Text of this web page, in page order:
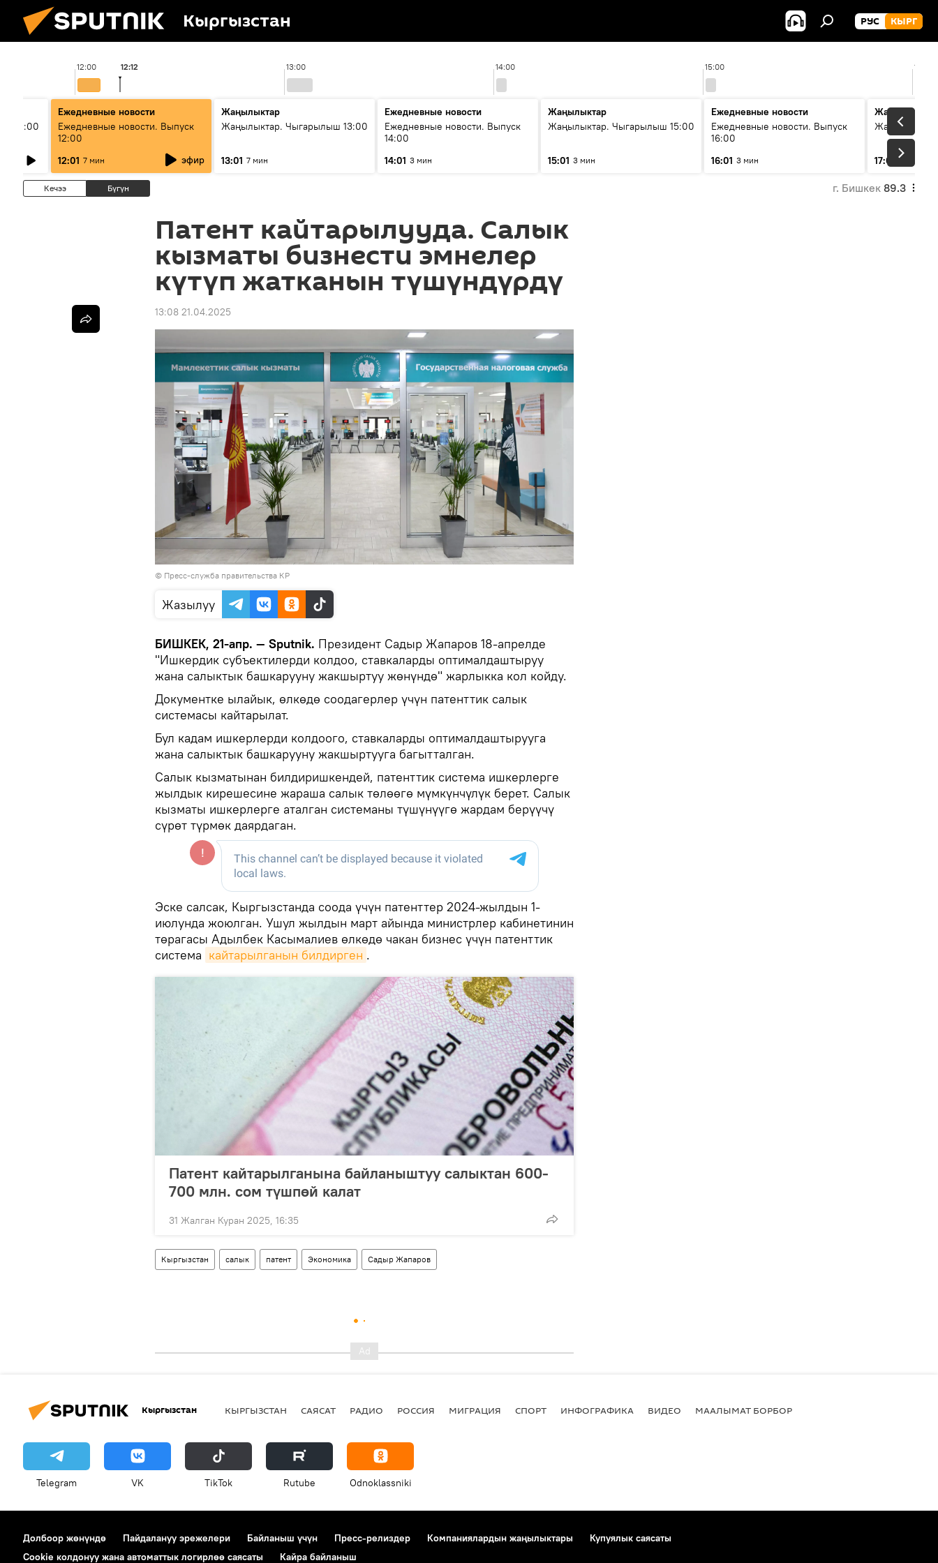
Кыргызстан РУС КЫРГ
12:00 13:00 14:00 15:00 16:00
12:12
11:00
Ежедневные новости
Ежедневные новости. Выпуск
12:00
12:01 7 мин эфир
Жаңылыктар
Жаңылыктар. Чыгарылыш 13:00
13:01 7 мин
Ежедневные новости
Ежедневные новости. Выпуск
14:00
14:01 3 мин
Жаңылыктар
Жаңылыктар. Чыгарылыш 15:00
15:01 3 мин
Ежедневные новости
Ежедневные новости. Выпуск
16:00
16:01 3 мин
Жаңылыктар
17:01 5 мин
Кечээ Бүгүн г. Бишкек 89.3
Патент кайтарылууда. Салык
кызматы бизнести эмнелер
күтүп жатканын түшүндүрдү
13:08 21.04.2025
© Пресс-служба правительства КР
Жазылуу
БИШКЕК, 21-апр. — Sputnik. Президент Садыр Жапаров 18-апрелде
"Ишкердик субъектилерди колдоо, ставкаларды оптималдаштыруу
жана салыктык башкарууну жакшыртуу жөнүндө" жарлыкка кол койду.
Документке ылайык, өлкөдө соодагерлер үчүн патенттик салык
системасы кайтарылат.
Бул кадам ишкерлерди колдоого, ставкаларды оптималдаштырууга
жана салыктык башкарууну жакшыртууга багытталган.
Салык кызматынан билдиришкендей, патенттик система ишкерлерге
жылдык кирешесине жараша салык төлөөгө мүмкүнчүлүк берет. Салык
кызматы ишкерлерге аталган системаны түшүнүүгө жардам берүүчү
сүрөт түрмөк даярдаган.
Эске салсак, Кыргызстанда соода үчүн патенттер 2024-жылдын 1-
июлунда жоюлган. Ушул жылдын март айында министрлер кабинетинин
төрагасы Адылбек Касымалиев өлкөдө чакан бизнес үчүн патенттик
система кайтарылганын билдирген .
Патент кайтарылганына байланыштуу салыктан 600-
700 млн. сом түшпөй калат
31 Жалган Куран 2025, 16:35
Кыргызстан салык патент Экономика Садыр Жапаров
Кыргызстан КЫРГЫЗСТАН САЯСАТ РАДИО РОССИЯ МИГРАЦИЯ СПОРТ ИНФОГРАФИКА ВИДЕО МААЛЫМАТ БОРБОР
Telegram VK ТikТоk Rutube Odnoklassniki
Долбоор жөнүндө Пайдалануу эрежелери Байланыш үчүн Пресс-релиздер Компаниялардын жаңылыктары
Купуялык саясаты
Cookie колдонуу жана автоматтык логирлөө саясаты
Кайра байланыш